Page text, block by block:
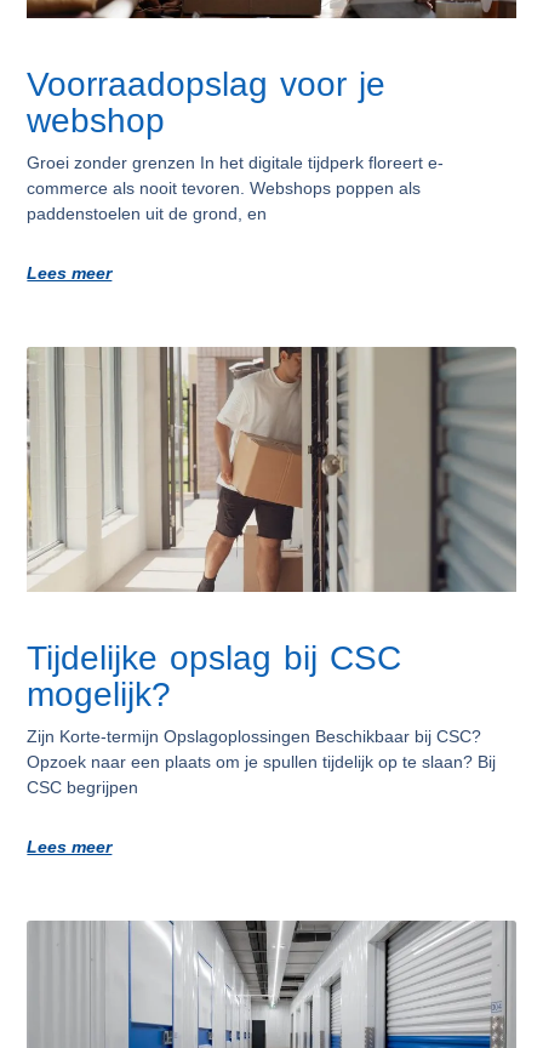
Voorraadopslag voor je
webshop
Groei zonder grenzen In het digitale tijdperk floreert e-
commerce als nooit tevoren. Webshops poppen als
paddenstoelen uit de grond, en
Lees meer
Tijdelijke opslag bij CSC
mogelijk?
Zijn Korte-termijn Opslagoplossingen Beschikbaar bij CSC?
Opzoek naar een plaats om je spullen tijdelijk op te slaan? Bij
CSC begrijpen
Lees meer